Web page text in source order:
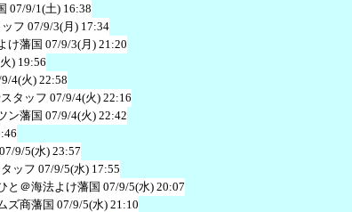
07/9/1(土) 16:38
フ 07/9/3(月) 17:34
け藩国 07/9/3(月) 21:20
) 19:56
4(火) 22:58
タッフ 07/9/4(火) 22:16
ン藩国 07/9/4(火) 22:42
07/9/5(水) 23:57
ッフ 07/9/5(水) 17:55
と＠海法よけ藩国 07/9/5(水) 20:07
ズ商藩国 07/9/5(水) 21:10